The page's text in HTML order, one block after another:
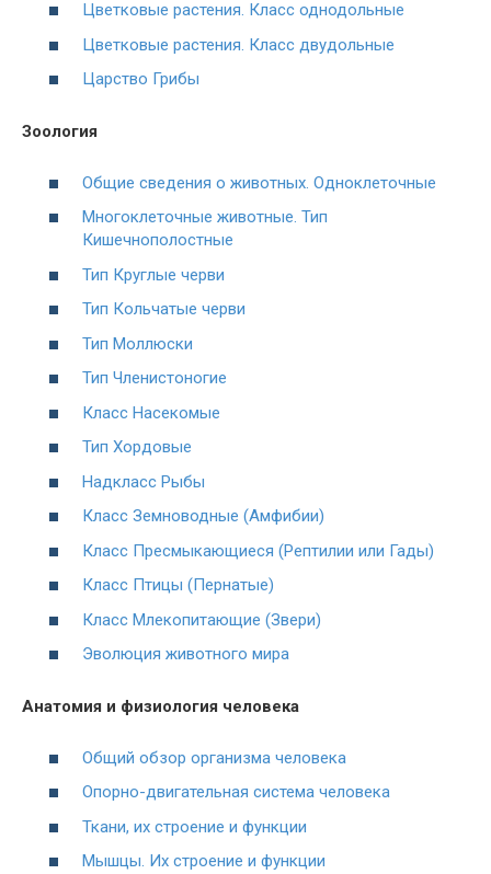
Цветковые растения. Класс однодольные
Цветковые растения. Класс двудольные
Царство Грибы
Зоология
Общие сведения о животных. Одноклеточные
Многоклеточные животные. Тип
Кишечнополостные
Тип Круглые черви
Тип Кольчатые черви
Тип Моллюски
Тип Членистоногие
Класс Насекомые
Тип Хордовые
Надкласс Рыбы
Класс Земноводные (Амфибии)
Класс Пресмыкающиеся (Рептилии или Гады)
Класс Птицы (Пернатые)
Класс Млекопитающие (Звери)
Эволюция животного мира
Анатомия и физиология человека
Общий обзор организма человека
Опорно-двигательная система человека
Ткани, их строение и функции
Мышцы. Их строение и функции